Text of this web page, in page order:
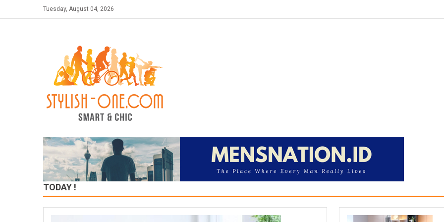
to
Tuesday, August 04, 2026
TODAY !